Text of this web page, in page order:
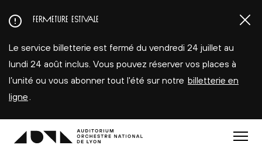
au
principal
FERMETURE ESTIVALE
Le service billetterie est fermé du vendredi 24 juillet au
lundi 24 août inclus. Vous pouvez réserver vos places à
l’unité ou vous abonner tout l'été sur notre billetterie en
ligne
Menu